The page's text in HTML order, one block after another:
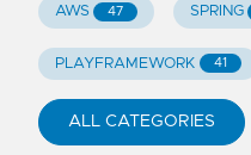
AWS 47 SPRING
PLAYFRAMEWORK 41
ALL CATEGORIES